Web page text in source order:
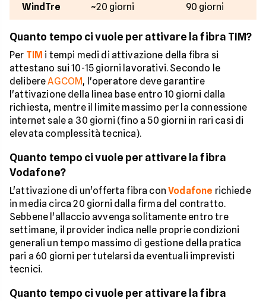
WindTre ~20 giorni 90 giorni
Quanto tempo ci vuole per attivare la fibra TIM?
Per TIM i tempi medi di attivazione della fibra si
attestano sui 10-15 giorni lavorativi. Secondo le
delibereAGCOM, l'operatore deve garantire
l'attivazione della linea base entro 10 giorni dalla
richiesta, mentre il limite massimo per la connessione
internet sale a 30 giorni (fino a 50 giorni in rari casi di
elevata complessità tecnica).
Quanto tempo ci vuole per attivare la fibra
Vodafone?
L'attivazione di un'offerta fibra conVodafone richiede
in media circa 20 giorni dalla firma del contratto.
Sebbene l'allaccio avvenga solitamente entro tre
settimane, il provider indica nelle proprie condizioni
generali un tempo massimo di gestione della pratica
pari a 60 giorni per tutelarsi da eventuali imprevisti
tecnici.
Quanto tempo ci vuole per attivare la fibra